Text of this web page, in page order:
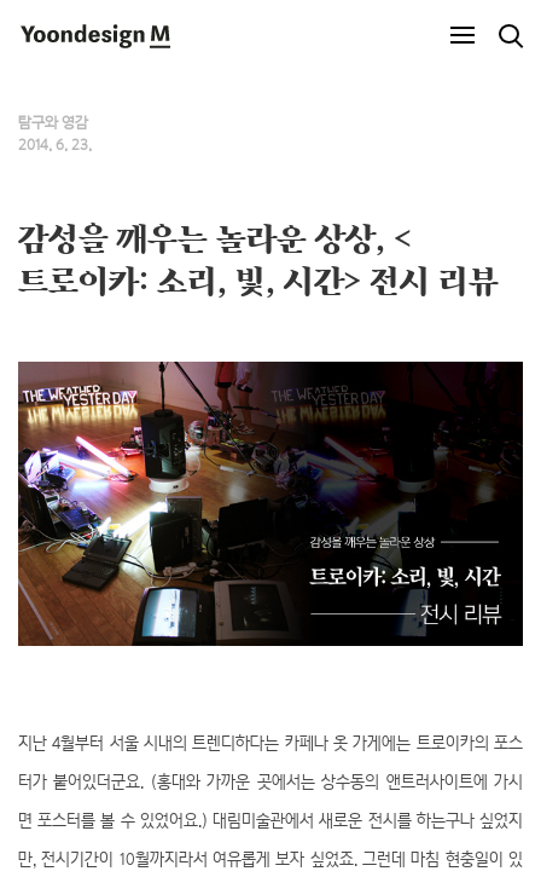
Yoondesign M
탐구와 영감
2014. 6. 23.
감성을 깨우는 놀라운 상상, <
트로이카: 소리, 빛, 시간> 전시 리뷰
지난 4월부터 서울 시내의 트렌디하다는 카페나 옷 가게에는 트로이카의 포스
터가 붙어있더군요. (홍대와 가까운 곳에서는 상수동의 앤트러사이트에 가시
면 포스터를 볼 수 있었어요.) 대림미술관에서 새로운 전시를 하는구나 싶었지
만, 전시기간이 10월까지라서 여유롭게 보자 싶었죠. 그런데 마침 현충일이 있